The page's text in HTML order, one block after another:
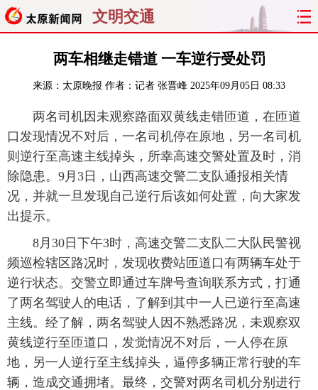
文明交通
聚焦 太原
经济 关注 文明 出行
纵横 曝光 综合 专题
旅游 理财 政务 教育
看天下 晋月读 最太原 网罗民生
两车相继走错道 一车逆行受处罚
来源： 太原晚报 作者：记者 张晋峰 2025年09月05日 08:33
两名司机因未观察路面双黄线走错匝道，在匝道
口发现情况不对后，一名司机停在原地，另一名司机
则逆行至高速主线掉头，所幸高速交警处置及时，消
除隐患。9月3日，山西高速交警二支队通报相关情
况，并就一旦发现自己逆行后该如何处置，向大家发
出提示。
8月30日下午3时，高速交警二支队二大队民警视
频巡检辖区路况时，发现收费站匝道口有两辆车处于
逆行状态。交警立即通过车牌号查询联系方式，打通
了两名驾驶人的电话，了解到其中一人已逆行至高速
主线。经了解，两名驾驶人因不熟悉路况，未观察双
黄线逆行至匝道口，发觉情况不对后，一人停在原
地，另一人逆行至主线掉头，逼停多辆正常行驶的车
辆，造成交通拥堵。最终，交警对两名司机分别进行